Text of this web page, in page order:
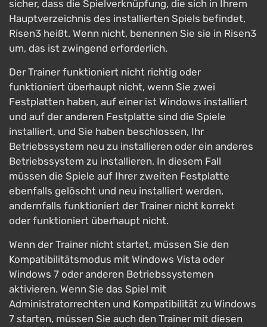
sicher, dass die Spielverknüpfung, die sich in Ihrem
Hauptverzeichnis des installierten Spiels befindet,
Risen3 heißt. Wenn nicht, benennen Sie sie in Risen3
um, das ist zwingend erforderlich.
Der Trainer funktioniert nicht richtig oder
funktioniert überhaupt nicht, wenn Sie zwei
Festplatten haben, auf einer ist Windows installiert
und auf der anderen Festplatte sind die Spiele
installiert, und Sie haben beschlossen, Ihr
Betriebssystem neu zu installieren oder ein anderes
Betriebssystem zu installieren. In diesem Fall
müssen die Spiele auf Ihrer zweiten Festplatte
ebenfalls gelöscht und neu installiert werden,
andernfalls funktioniert der Trainer nicht korrekt
oder funktioniert überhaupt nicht.
Wenn der Trainer nicht startet, müssen Sie den
Kompatibilitätsmodus mit Windows Vista oder
Windows 7 oder anderen Betriebssystemen
aktivieren. Wenn Sie das Spiel mit
Administratorrechten und Kompatibilität zu Windows
7 starten, müssen Sie auch den Trainer mit diesen